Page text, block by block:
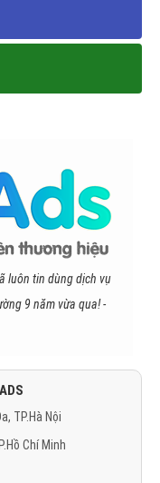
luôn tin dùng dịch vụ
9 năm vừa qua! -
TP.Hà Nội
Chí Minh